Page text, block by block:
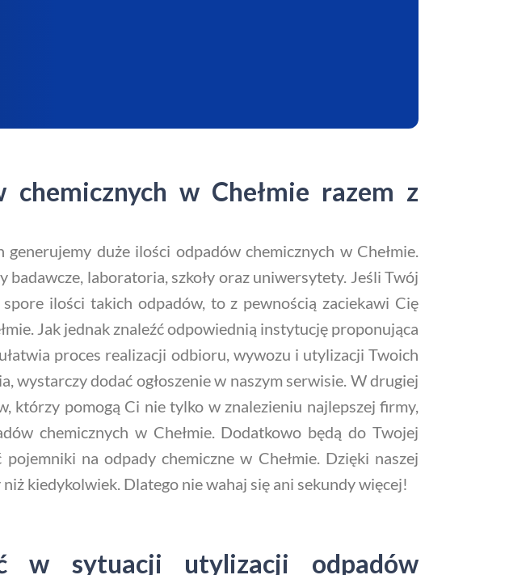
chemicznych w Chełmie razem z
duże ilości odpadów chemicznych w Chełmie.
laboratoria, szkoły oraz uniwersytety. Jeśli Twój
ilości takich odpadów, to z pewnością zaciekawi Cię
Jak jednak znaleźć odpowiednią instytucję proponująca
proces realizacji odbioru, wywozu i utylizacji Twoich
wystarczy dodać ogłoszenie w naszym serwisie. W drugiej
którzy pomogą Ci nie tylko w znalezieniu najlepszej firmy,
chemicznych w Chełmie. Dodatkowo będą do Twojej
na odpady chemiczne w Chełmie. Dzięki naszej
kiedykolwiek. Dlatego nie wahaj się ani sekundy więcej!
w sytuacji utylizacji odpadów